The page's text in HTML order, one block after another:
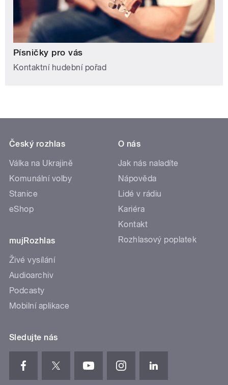
Písničky pro vás
Kontaktní hudební pořad
Český rozhlas
Válka na Ukrajině
Komunální volby
Stanice
eShop
mujRozhlas
Živé vysílání
Audioarchiv
Podcasty
Mobilní aplikace
O nás
Jak nás naladíte
Nápověda
Lidé v rádiu
Kariéra
Kontakt
Rozhlasový poplatek
Sledujte nás